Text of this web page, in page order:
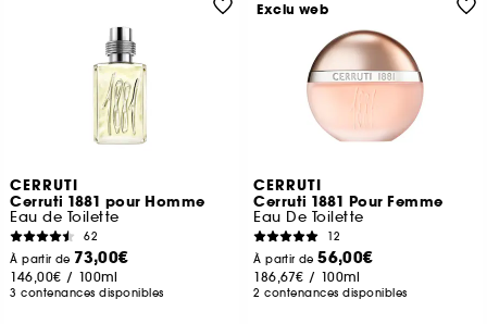
CERRUTI
Cerruti 1881 pour Homme
Eau de Toilette
62
À partir de 73,00€
146,00€ / 100ml
3 contenances disponibles
CERRUTI
Cerruti 1881 Pour Femme
Eau De Toilette
12
À partir de56,00€
186,67€ / 100ml
2 contenances disponibles
Exclu web